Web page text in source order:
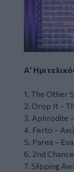
Α’
1. The Other
2. Drop It –
3. Aphrodite
4. Ferto –
5. Parea –
6. 2nd
7. Slipping